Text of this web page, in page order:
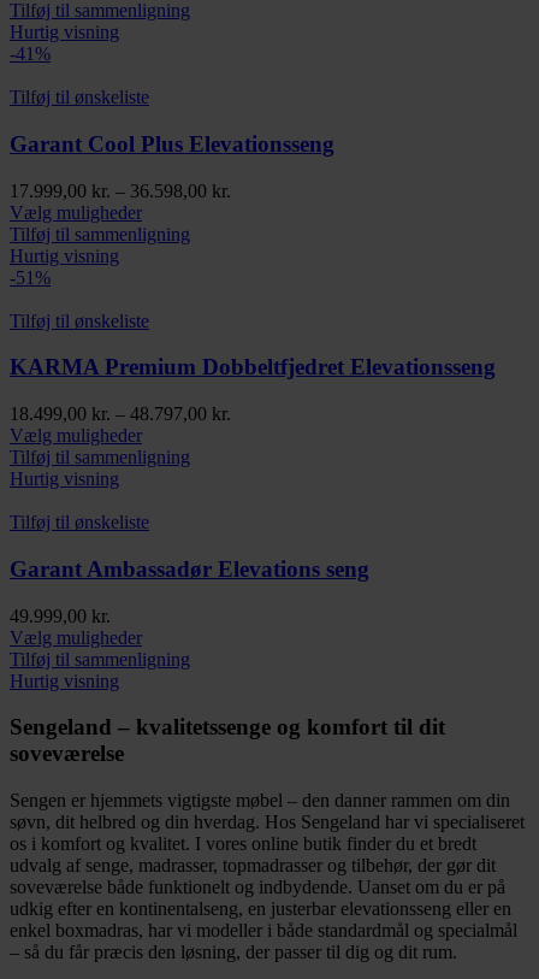
vare
Mulighederne
vælges
på
varesiden
Tilføj til sammenligning
Hurtig visning
-41%
Tilføj til ønskeliste
Garant Cool Plus Elevationsseng
17.999,00 kr. – 36.598,00 kr.
Vælg mulighederDette
vare
Mulighederne
vælges
varesiden
Tilføj til sammenligning
Hurtig visning
-51%
Tilføj til ønskeliste
KARMA Premium Dobbeltfjedret Elevationsseng
18.499,00 kr. – 48.797,00 kr.
Vælg mulighederDette
vare
varianter.
kan
vælges
Tilføj til sammenligning
Hurtig visning
Tilføj til ønskeliste
Garant Ambassadør Elevations seng
49.999,00 kr.
Vælg mulighederDette
vare
varianter.
på
varesiden
Tilføj til sammenligning
Hurtig visning
Sengeland – kvalitetssenge og komfort til dit
soveværelse
Sengen er hjemmets vigtigste møbel – den danner rammen om din
søvn, dit helbred og din hverdag. Hos Sengeland har vi specialiseret
os i komfort og kvalitet. I vores online butik finder du et bredt
udvalg af senge, madrasser, topmadrasser og tilbehør, der gør dit
soveværelse både funktionelt og indbydende. Uanset om du er på
udkig efter en kontinentalseng, en justerbar elevationsseng eller en
enkel boxmadras, har vi modeller i både standardmål og specialmål
– så du får præcis den løsning, der passer til dig og dit rum.